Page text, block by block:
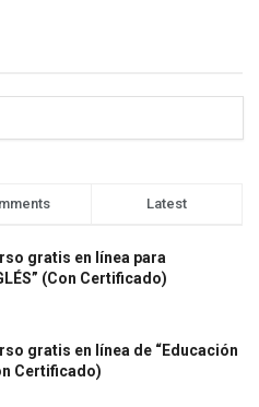
Latest
gratis en línea para
(Con Certificado)
gratis en línea de “Educación
Certificado)